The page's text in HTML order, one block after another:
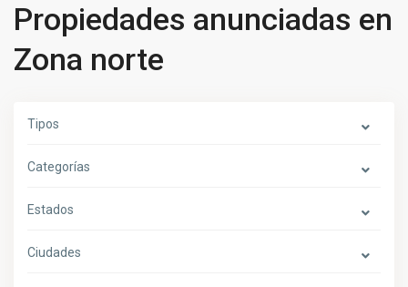
Propiedades anunciadas en
Zona norte
Tipos
Categorías
Estados
Ciudades